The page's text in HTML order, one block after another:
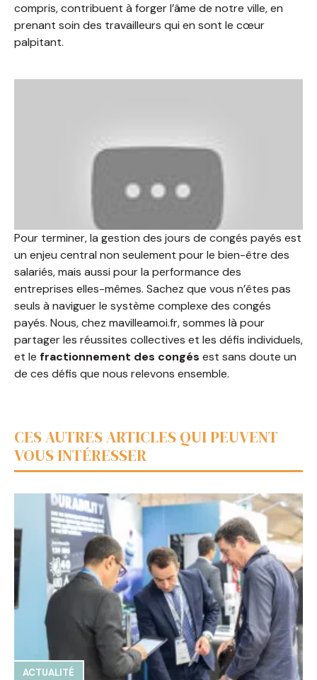
compris, contribuent à forger l’âme de notre ville, en
prenant soin des travailleurs qui en sont le cœur
palpitant.
Pour terminer, la gestion des jours de congés payés est
un enjeu central non seulement pour le bien-être des
salariés, mais aussi pour la performance des
entreprises elles-mêmes. Sachez que vous n’êtes pas
seuls à naviguer le système complexe des congés
payés. Nous, chez mavilleamoi.fr, sommes là pour
partager les réussites collectives et les défis individuels,
et le fractionnement des congés est sans doute un
de ces défis que nous relevons ensemble.
CES AUTRES ARTICLES QUI PEUVENT
VOUS INTÉRESSER
ACTUALITÉ